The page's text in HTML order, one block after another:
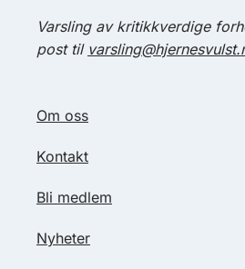
Varsling av kritikkverdige
post til
Om oss
Kontakt
Bli medlem
Nyheter